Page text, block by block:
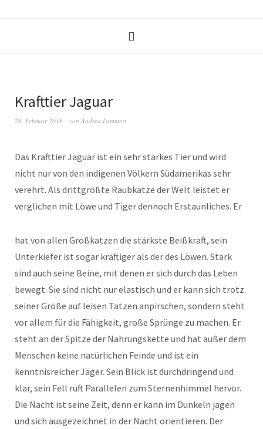
Krafttier Jaguar
26. Februar 2016 von Andrea Lammert
Das Krafttier Jaguar ist ein sehr starkes Tier und wird
nicht nur von den indigenen Völkern Südamerikas sehr
verehrt. Als drittgrößte Raubkatze der Welt leistet er
verglichen mit Löwe und Tiger dennoch Erstaunliches. Er
hat von allen Großkatzen die stärkste Beißkraft, sein
Unterkiefer ist sogar kräftiger als der des Löwen. Stark
sind auch seine Beine, mit denen er sich durch das Leben
bewegt. Sie sind nicht nur elastisch und er kann sich trotz
seiner Größe auf leisen Tatzen anpirschen, sondern steht
vor allem für die Fähigkeit, große Sprünge zu machen. Er
steht an der Spitze der Nahrungskette und hat außer dem
Menschen keine natürlichen Feinde und ist ein
kenntnisreicher Jäger. Sein Blick ist durchdringend und
klar, sein Fell ruft Parallelen zum Sternenhimmel hervor.
Die Nacht ist seine Zeit, denn er kann im Dunkeln jagen
und sich ausgezeichnet in der Nacht orientieren. Der